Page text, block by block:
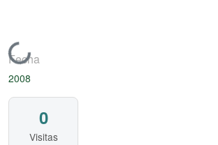
Cargando...
Fecha
2008
0
Visitas